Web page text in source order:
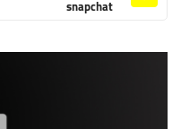
snapchat